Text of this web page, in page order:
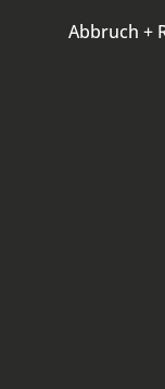
Abbruch +